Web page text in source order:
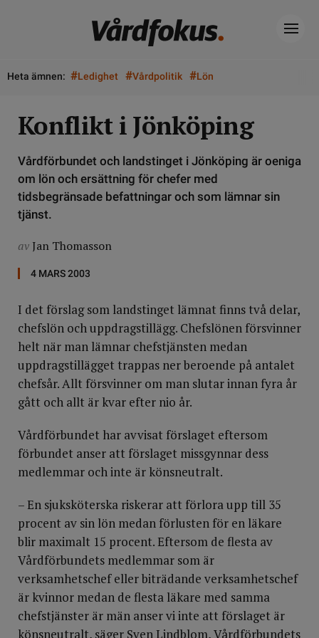
Heta ämnen: #Ledighet #Vårdpolitik #Lön
Konflikt i Jönköping
Vårdförbundet och landstinget i Jönköping är oeniga
om lön och ersättning för chefer med
tidsbegränsade befattningar och som lämnar sin
tjänst.
av Jan Thomasson
4 MARS 2003
I det förslag som landstinget lämnat finns två delar,
chefslön och uppdragstillägg. Chefslönen försvinner
helt när man lämnar chefstjänsten medan
uppdragstillägget trappas ner beroende på antalet
chefsår. Allt försvinner om man slutar innan fyra år
gått och allt är kvar efter nio år.
Vårdförbundet har avvisat förslaget eftersom
förbundet anser att förslaget missgynnar dess
medlemmar och inte är könsneutralt.
– En sjuksköterska riskerar att förlora upp till 35
procent av sin lön medan förlusten för en läkare
blir maximalt 15 procent. Eftersom de flesta av
Vårdförbundets medlemmar som är
verksamhetschef eller biträdande verksamhetschef
är kvinnor medan de flesta läkare med samma
chefstjänster är män anser vi inte att förslaget är
könsneutralt, säger Sven Lindblom, Vårdförbundets